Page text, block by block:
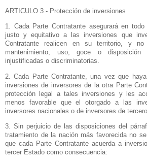
ARTICULO 3 - Protección de inversiones
1. Cada Parte Contratante asegurará en
justo y equitativo a las inversiones que
Contratante realicen en su territorio, y no
mantenimiento, uso, goce o
injustificadas o discriminatorias.
2. Cada Parte Contratante, una vez que
inversiones de inversores de la otra Parte
protección legal a tales inversiones y les
menos favorable que el otorgado a las
inversores nacionales o de inversores de
3. Sin perjuicio de las disposiciones del
tratamiento de la nación más favorecida no
que cada Parte Contratante acuerda a
tercer Estado como consecuencia: